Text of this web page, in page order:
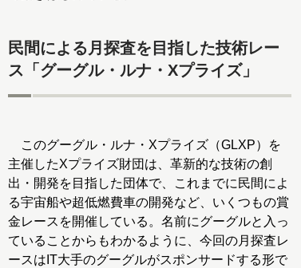
民間による月探査を目指した技術レー
ス「グーグル・ルナ・Xプライズ」
このグーグル・ルナ・Xプライズ（GLXP）を
主催したXプライズ財団は、革新的な技術の創
出・開発を目指した団体で、これまでに民間によ
る宇宙船や超低燃費車の開発など、いくつもの賞
金レースを開催している。名前にグーグルと入っ
ていることからもわかるように、今回の月探査レ
ースはIT大手のグーグルがスポンサードする形で